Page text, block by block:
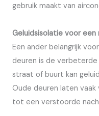
gebruik maakt van
Geluidsisolatie voor een
Een ander belangrijk
deuren is de verbeterde
straat of buurt kan
Oude deuren laten vaak
tot een verstoorde